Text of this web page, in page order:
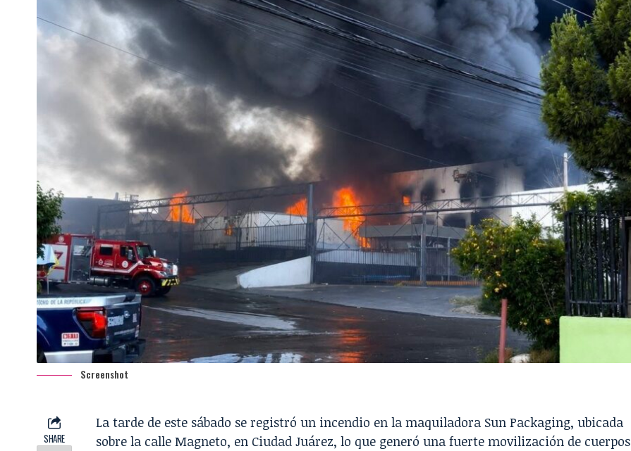
Screenshot
SHARE
La tarde de este sábado se registró un incendio en la maquiladora Sun Packaging, ubicada
sobre la calle Magneto, en Ciudad Juárez, lo que generó una fuerte movilización de cuerpos